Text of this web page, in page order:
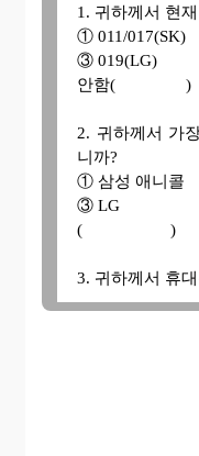
1. 귀하께서 현
① 011/017(SK)
③ 019(LG)
안함( )
2. 귀하께서 가
니까?
① 삼성 애니콜
③ LG
( )
3. 귀하께서 휴
① 꼭 필요해서